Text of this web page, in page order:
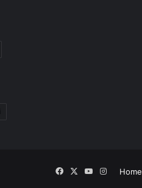
Home
FacebookYouTube
Instagram